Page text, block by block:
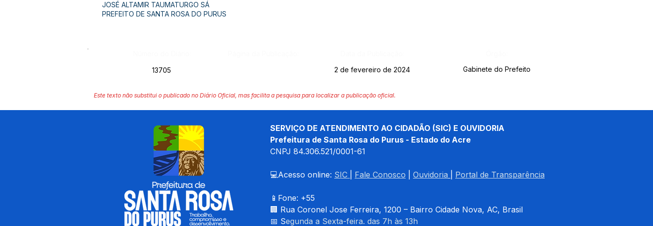
JOSÉ ALTAMIR TAUMATURGO SÁ
PREFEITO DE SANTA ROSA DO PURUS
13705
2 de fevereiro de 2024 Gabinete do Prefeito
Este texto não substitui o publicado no Diário Oficial, mas facilita a pesquisa para localizar a publicação oficial.
SERVIÇO DE ATENDIMENTO AO CIDADÃO (SIC) E OUVIDORIA
Prefeitura de Santa Rosa do Purus - Estado do Acre
CNPJ 84.306.521/0001-61
💻Acesso online: SIC Fale Conosco Ouvidoria Portal de Transparência
📱Fone: +55
🏢 Rua Coronel Jose Ferreira, 1200 – Bairro Cidade Nova, AC, Brasil
📅 Segunda a Sexta-feira. das 7h às 13h